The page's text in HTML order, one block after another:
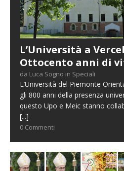
L’Università a
Ottocento anni di
da Luca Sogno in Speciali
L’Università del Piemonte
gli 800 anni della presenza
questo Upo e Meic stanno
[...]
0 Commenti